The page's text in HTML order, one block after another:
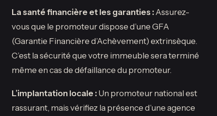
La santé financière et les garanties :Assurez-
vous que le promoteur dispose d’une GFA
(Garantie Financière d’Achèvement) extrinsèque.
C’est la sécurité que votre immeuble sera terminé
même en cas de défaillance du promoteur.
L’implantation locale :Un promoteur national est
rassurant, mais vérifiez la présence d’une agence